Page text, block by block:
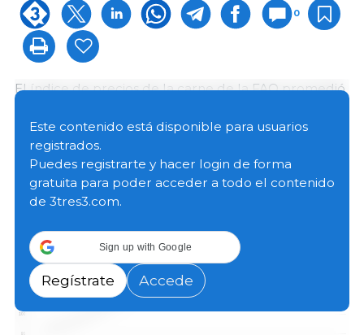
0
El índice de precios de la carne de la FAO promedió
que su nivel de agosto y 7,9 puntos (6,6 %) más que
un año antes, alcanzando un nuevo récord.
Este contenido está disponible para usuarios
registrados.
Puedes registrarte y hacer login de forma
gratuita para poder acceder a todo el contenido
de 3tres3.com.
Sign up with Google
Regístrate Accede